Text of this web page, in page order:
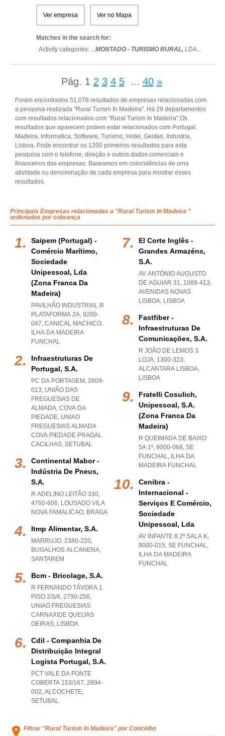
Ver empresa Ver no Mapa
Matches in the search for:
Activity categories: ...MONTADO - TURISMO RURAL, LDA...
Pág. 1 2 3 4 5 ... 40 »
Foram encontrados 51.078 resultados de empresas relacionadas com
a pesquisa realizada "Rural Turism In Madeira". Há 29 departamentos
com resultados relacionados com "Rural Turism In Madeira".Os
resultados que aparecem podem estar relacionados com Portugal,
Madeira, Informatica, Software, Turismo, Hotel, Gestao, Industria,
Lisboa. Pode encontrar os 1200 primeiros resultados para esta
pesquisa com o telefone, direção e outros dados comerciais e
financeiros das empresas. Baseamos em coincidências de uma
atividade ou denominação de cada empresa para mostrar esses
resultados.
Principais Empresas relacionadas a "Rural Turism In Madeira "
ordenados por cobrança
Saipem (portugal) -
Comércio Marítimo,
Sociedade
Unipessoal, Lda
(zona Franca Da
Madeira)
PAVILHÃO INDUSTRIAL R
PLATAFORMA 2A, 9200-
047, CANICAL MACHICO,
ILHA DA MADEIRA
FUNCHAL
Infraestruturas De
Portugal, S.a.
PC DA PORTAGEM, 2809-
013, UNIÃO DAS
FREGUESIAS DE
ALMADA, COVA DA
PIEDADE, UNIAO
FREGUESIAS ALMADA
COVA PIEDADE PRAGAL
CACILHAS, SETUBAL
Continental Mabor -
Indústria De Pneus,
S.a.
R ADELINO LEITÃO 330,
4760-606, LOUSADO VILA
NOVA FAMALICAO, BRAGA
Itmp Alimentar, S.a.
MARRUJO, 2380-220,
BUGALHOS ALCANENA,
SANTAREM
Bcm - Bricolage, S.a.
R FERNANDO TÁVORA 1
PISO 2/3/4, 2790-256,
UNIAO FREGUESIAS
CARNAXIDE QUEIJAS
OEIRAS, LISBOA
Cdil - Companhia De
Distribuição Integral
Logista Portugal, S.a.
PCT VALE DA FONTE
COBERTA 153/167, 2894-
002, ALCOCHETE,
SETUBAL
El Corte Inglês -
Grandes Armazéns,
S.a.
AV ANTÓNIO AUGUSTO
DE AGUIAR 31, 1069-413,
AVENIDAS NOVAS
LISBOA, LISBOA
Fastfiber -
Infraestruturas De
Comunicações, S.a.
R JOÃO DE LEMOS 3
LOJA, 1300-323,
ALCANTARA LISBOA,
LISBOA
Fratelli Cosulich,
Unipessoal, S.a.
(zona Franca Da
Madeira)
R QUEIMADA DE BAIXO
5A 1º, 9000-068, SE
FUNCHAL, ILHA DA
MADEIRA FUNCHAL
Cenibra -
Internacional -
Serviços E Comércio,
Sociedade
Unipessoal, Lda
AV INFANTE 8 2º SALA K,
9000-015, SE FUNCHAL,
ILHA DA MADEIRA
FUNCHAL
Filtrar "Rural Turism In Madeira" por Concelho